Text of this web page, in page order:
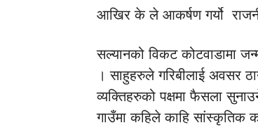
आखिर के ले आकर्षण गर्यो
सल्यानको विकट कोटवाडामा
। साहुहरुले गरिबीलाई अवसर
व्यक्तिहरुको पक्षमा फैसला
गाउँमा कहिले काहि सांस्कृतिक